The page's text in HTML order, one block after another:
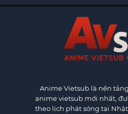
Anime Vietsub là nền
anime vietsub mới nhất,
theo lịch phát sóng tại